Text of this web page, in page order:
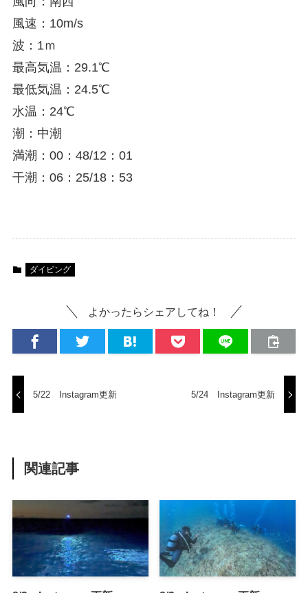
風速：10m/s
波：1ｍ
最高気温：29.1℃
最低気温：24.5℃
水温：24℃
潮：中潮
満潮：00：48/12：01
干潮：06：25/18：53
ダイビング
よかったらシェアしてね！
5/22 Instagram更新 5/24 Instagram更新
関連記事